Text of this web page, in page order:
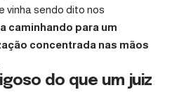
vinha sendo dito nos
caminhando para um
concentrada nas mãos
do que um juiz